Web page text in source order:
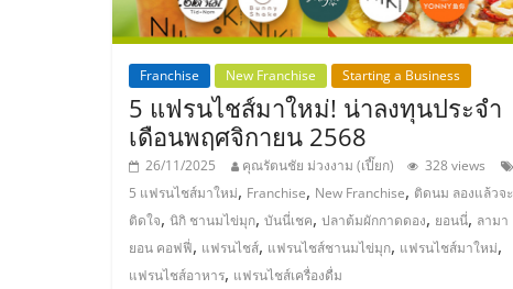
ไชส์
ขาย
หน้า
บ้าน
ลงทุน
Franchise New Franchise Starting a Business
5 แฟรนไชส์มาใหม่! น่าลงทุนประจำ
เดือนพฤศจิกายน 2568
26/11/2025 คุณรัตนชัย ม่วงงาม (เปี๊ยก)
328 views
5 แฟรนไชส์มาใหม่, Franchise, New Franchise, ติดนม ลองแล้วจะ
ติดใจ, นิกิ ชานมไข่มุก, บันนี่เชค, ปลาต้มผักกาดดอง, ยอนนี่, ลามา
ยอน คอฟฟี่, แฟรนไชส์, แฟรนไชส์ชานมไข่มุก, แฟรนไชส์มาใหม่,
แฟรนไชส์อาหาร, แฟรนไชส์เครื่องดื่ม